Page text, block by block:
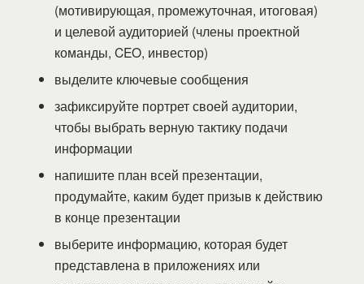
(мотивирующая, промежуточная, итоговая)
и целевой аудиторией (члены проектной
команды, CEO, инвестор)
выделите ключевые сообщения
зафиксируйте портрет своей аудитории,
чтобы выбрать верную тактику подачи
информации
напишите план всей презентации,
продумайте, каким будет призыв к действию
в конце презентации
выберите информацию, которая будет
представлена в приложениях или